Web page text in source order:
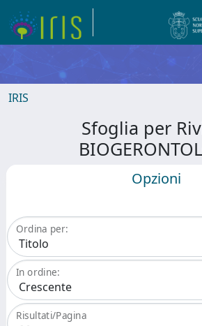
IRIS
Sfoglia per
Opzioni
Ordina per:
In ordine:
Risultati/Pagina